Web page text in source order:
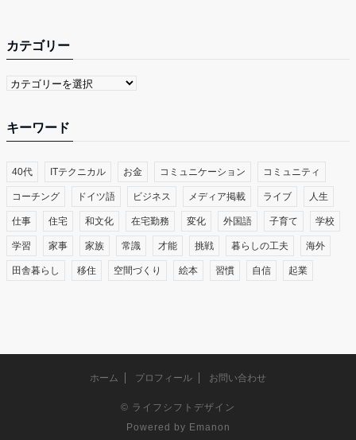
カテゴリー
キーワード
40代 ITテクニカル お金 コミュニケーション コミュニティ
コーチング ドイツ語 ビジネス メディア掲載 ライブ 人生
仕事 住宅 和文化 在宅勤務 変化 外国語 子育て 学校
学習 家事 家族 常識 才能 挑戦 暮らしの工夫 海外
田舎暮らし 移住 空間づくり 絵本 習慣 自信 起業
ホーム プロフィール お問い合わせ
© ライフシフトデザイン
Powered by Emanon